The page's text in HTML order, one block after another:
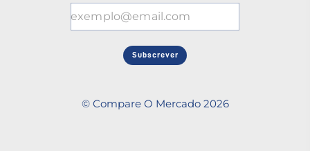
Subscrever
© Compare O Mercado 2026